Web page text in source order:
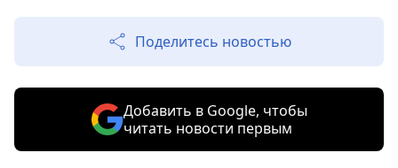
Поделитесь новостью
Добавить в Google, чтобы
читать новости первым